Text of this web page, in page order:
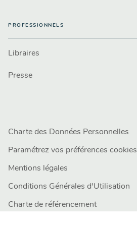
PROFESSIONNELS
Libraires
Presse
Charte des Données Personnelles
Paramétrez vos préférences cookies
Mentions légales
Conditions Générales d'Utilisation
Charte de référencement